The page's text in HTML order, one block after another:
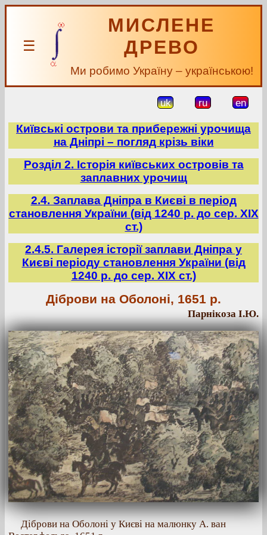
☰
МИСЛЕНЕ
ДРЕВО
Ми робимо Україну – українською!
uk ru en
Київські острови та прибережні урочища
на Дніпрі – погляд крізь віки
Розділ 2. Історія київських островів та
заплавних урочищ
2.4. Заплава Дніпра в Києві в період
становлення України (від 1240 р. до сер. ХІХ
ст.)
2.4.5. Галерея історії заплави Дніпра у
Києві періоду становлення України (від
1240 р. до сер. ХІХ ст.)
Діброви на Оболоні, 1651 р.
Парнікоза І.Ю.
Діброви на Оболоні у Києві на малюнку А. ван